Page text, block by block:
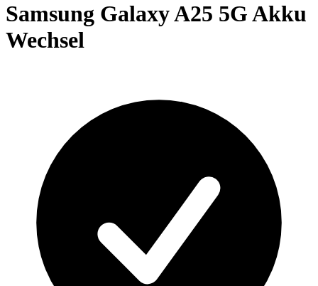
Samsung Galaxy A25 5G Akku
Wechsel